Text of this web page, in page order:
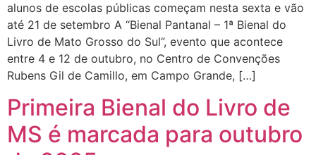
alunos de escolas públicas começam nesta sexta e vão
até 21 de setembro A “Bienal Pantanal – 1ª Bienal do
Livro de Mato Grosso do Sul”, evento que acontece
entre 4 e 12 de outubro, no Centro de Convenções
Rubens Gil de Camillo, em Campo Grande, […]
Primeira Bienal do Livro de
MS é marcada para outubro